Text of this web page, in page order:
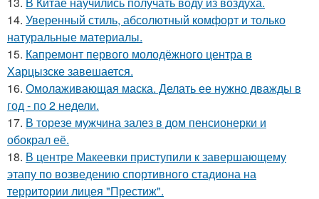
14. Уверенный стиль, абсолютный комфорт и только
натуральные материалы.
15. Капремонт первого молодёжного центра в
Харцызске завешается.
16. Омолаживающая маска. Делать ее нужно дважды в
год - по 2 недели.
17. В торезе мужчина залез в дом пенсионерки и
обокрал её.
18. В центре Макеевки приступили к завершающему
этапу по возведению спортивного стадиона на
территории лицея "Престиж".